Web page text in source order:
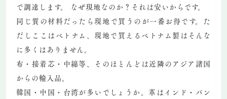
で調達します。 なぜ現地なのか？それは安いからです。
同じ質の材料だったら現地で買うのが一番お得です。た
だしここはベトナム、現地で買えるベトナム製はそんな
に多くはありません。
布・接着芯・中綿等、そのほとんどは近隣のアジア諸国
からの輸入品。
韓国・中国・台湾が多いでしょうか。革はインド・バン